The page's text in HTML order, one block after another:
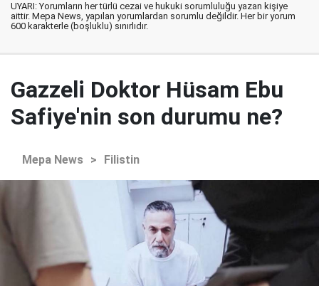
UYARI: Yorumların her türlü cezai ve hukuki sorumluluğu yazan kişiye
aittir. Mepa News, yapılan yorumlardan sorumlu değildir. Her bir yorum
600 karakterle (boşluklu) sınırlıdır.
Gazzeli Doktor Hüsam Ebu
Safiye'nin son durumu ne?
Mepa News > Filistin